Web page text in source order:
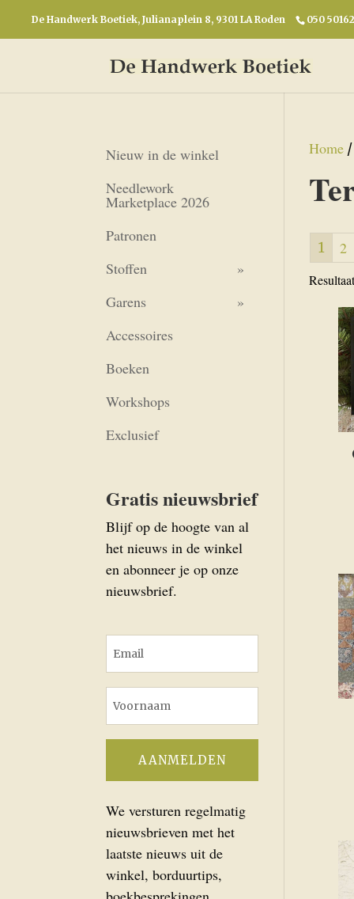
De Handwerk Boetiek, Julianaplein 8, 9301 LA Roden 050
Home
1 2
Nieuw in de winkel
Needlework
Marketplace 2026
Patronen
Stoffen
Garens
Accessoires
Boeken
Workshops
Exclusief
Gratis nieuwsbrief
Blijf op de hoogte van al
het nieuws in de winkel
en abonneer je op onze
nieuwsbrief.
We versturen regelmatig
nieuwsbrieven met het
laatste nieuws uit de
winkel, borduurtips,